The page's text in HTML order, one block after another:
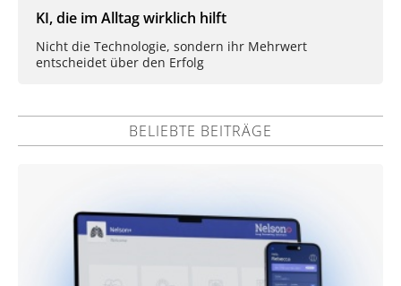
KI, die im Alltag wirklich hilft
Nicht die Technologie, sondern ihr Mehrwert
entscheidet über den Erfolg
BELIEBTE BEITRÄGE